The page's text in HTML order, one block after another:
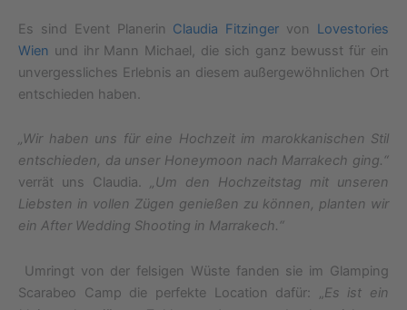
Es sind Event Planerin Claudia Fitzinger von Lovestories
Wien und ihr Mann Michael, die sich ganz bewusst für ein
unvergessliches Erlebnis an diesem außergewöhnlichen Ort
entschieden haben.
„Wir haben uns für eine Hochzeit im marokkanischen Stil
entschieden, da unser Honeymoon nach Marrakech ging.“
verrät uns Claudia.
„Um den Hochzeitstag mit unseren
Liebsten in vollen Zügen genießen zu können, planten wir
ein After Wedding Shooting in Marrakech.“
Umringt von der felsigen Wüste fanden sie im Glamping
Scarabeo Camp die perfekte Location dafür: „Es ist ein